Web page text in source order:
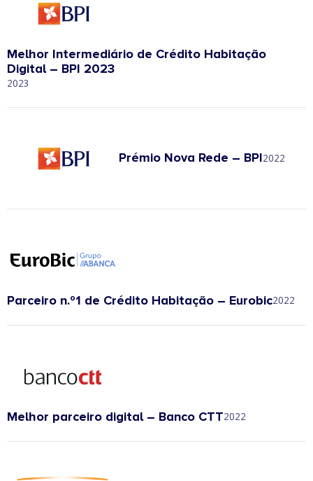
Melhor Intermediário de Crédito Habitação
Digital – BPI 2023
2023
Prémio Nova Rede – BPI2022
Parceiro n.º1 de Crédito Habitação – Eurobic2022
Melhor parceiro digital – Banco CTT2022